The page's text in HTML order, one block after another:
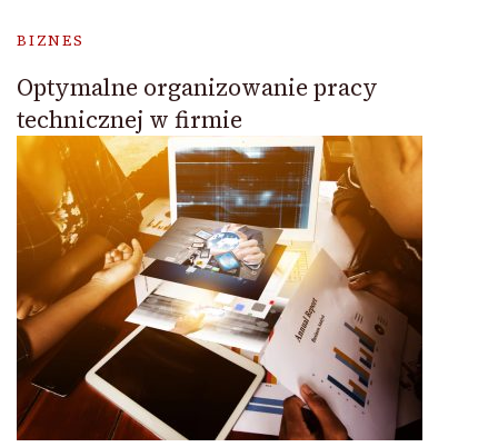
BIZNES
Optymalne organizowanie pracy
technicznej w firmie